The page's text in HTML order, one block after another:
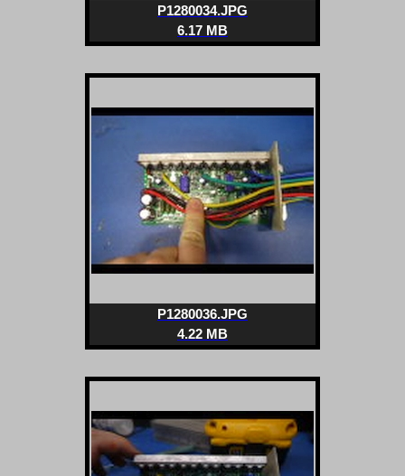
P1280034.JPG
6.17 MB
P1280036.JPG
4.22 MB